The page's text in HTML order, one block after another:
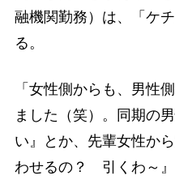
融機関勤務）は、「ケ
る。
「女性側からも、男性
ました（笑）。同期の
い』とか、先輩女性か
わせるの？ 引くわ～